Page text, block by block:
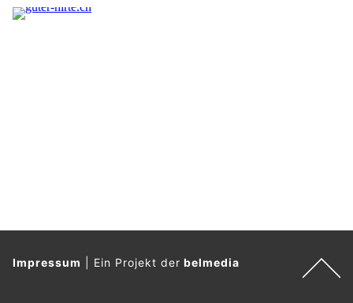
Impressum Ein Projekt derbelmedia